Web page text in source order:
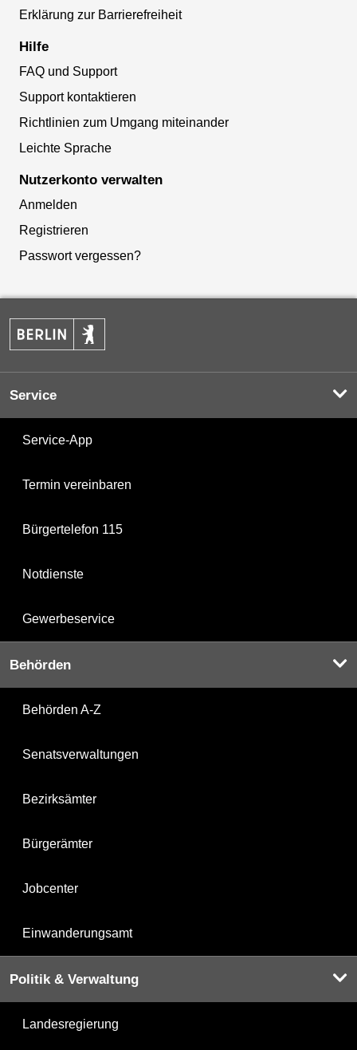
Erklärung zur Barrierefreiheit
Hilfe
FAQ und Support
Support kontaktieren
Richtlinien zum Umgang miteinander
Leichte Sprache
Nutzerkonto verwalten
Anmelden
Registrieren
Passwort vergessen?
Service
Service-App
Termin vereinbaren
Bürgertelefon 115
Notdienste
Gewerbeservice
Behörden
Behörden A-Z
Senatsverwaltungen
Bezirksämter
Bürgerämter
Jobcenter
Einwanderungsamt
Politik & Verwaltung
Landesregierung